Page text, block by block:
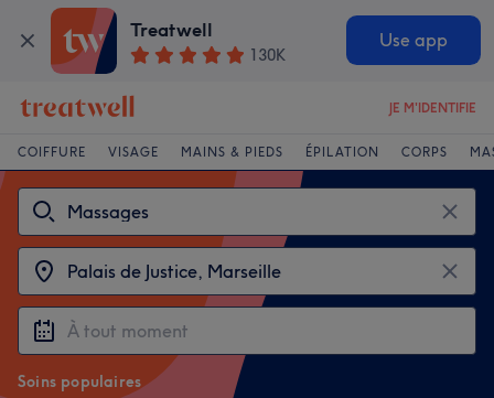
Treatwell
130K
Use app
JE M'IDENTIFIE
COIFFURE VISAGE MAINS & PIEDS ÉPILATION CORPS
Soins populaires